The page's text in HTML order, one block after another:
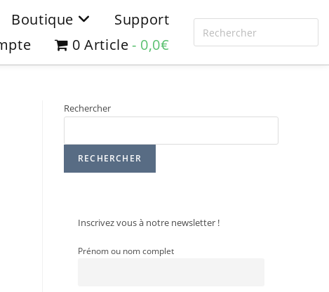
Boutique
Support
0 Article 0,0€
Rechercher
RECHERCHER
Inscrivez vous à notre newsletter !
Prénom ou nom complet